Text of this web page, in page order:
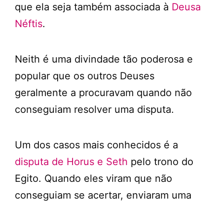
que ela seja também associada à Deusa
Néftis.
Neith é uma divindade tão poderosa e
popular que os outros Deuses
geralmente a procuravam quando não
conseguiam resolver uma disputa.
Um dos casos mais conhecidos é a
disputa de Horus e Seth pelo trono do
Egito. Quando eles viram que não
conseguiam se acertar, enviaram uma